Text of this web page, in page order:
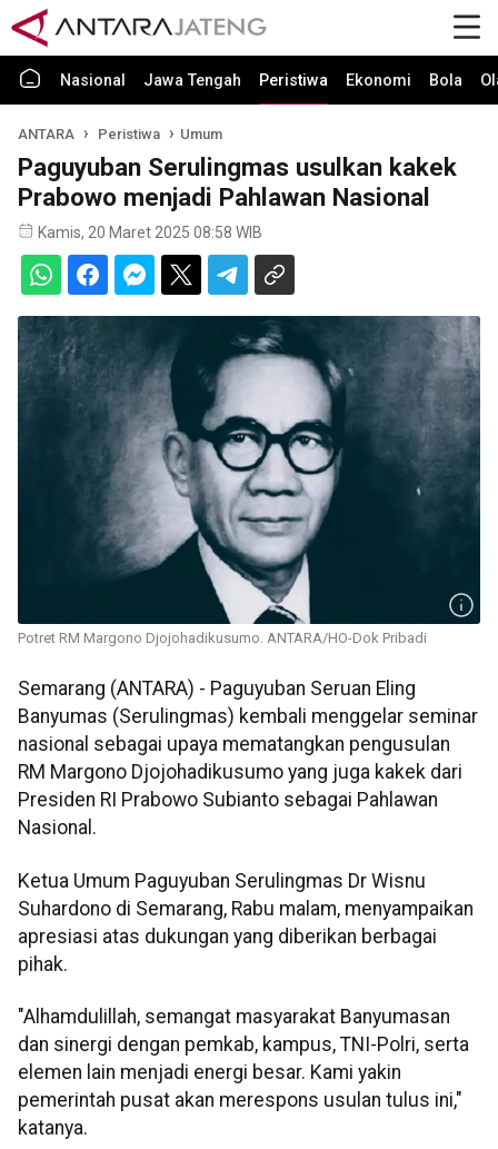
Nasional Jawa Tengah Peristiwa Ekonomi Bola
ANTARA Peristiwa Umum
Paguyuban Serulingmas usulkan kakek
Prabowo menjadi Pahlawan Nasional
Kamis, 20 Maret 2025 08:58 WIB
Potret RM Margono Djojohadikusumo. ANTARA/HO-Dok Pribadi
Semarang (ANTARA) - Paguyuban Seruan Eling
Banyumas (Serulingmas) kembali menggelar seminar
nasional sebagai upaya mematangkan pengusulan
RM Margono Djojohadikusumo yang juga kakek dari
Presiden RI Prabowo Subianto sebagai Pahlawan
Nasional.
Ketua Umum Paguyuban Serulingmas Dr Wisnu
Suhardono di Semarang, Rabu malam, menyampaikan
apresiasi atas dukungan yang diberikan berbagai
pihak.
"Alhamdulillah, semangat masyarakat Banyumasan
dan sinergi dengan pemkab, kampus, TNI-Polri, serta
elemen lain menjadi energi besar. Kami yakin
pemerintah pusat akan merespons usulan tulus ini,"
katanya.